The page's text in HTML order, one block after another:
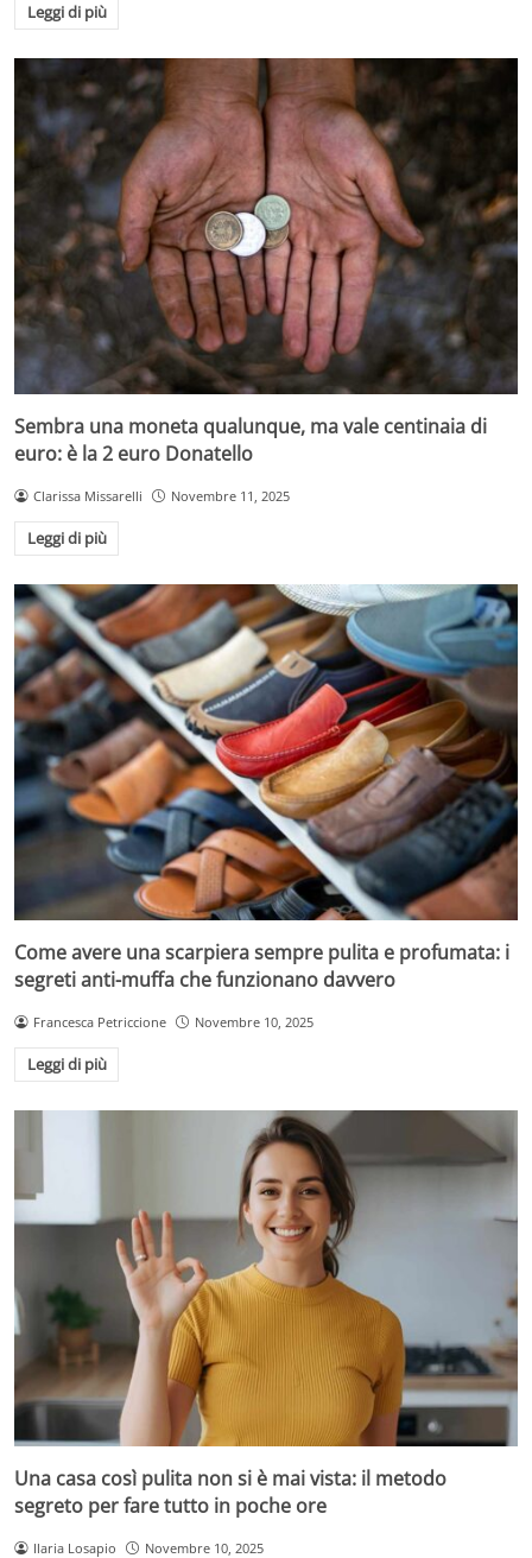
Leggi di più
Sembra una moneta qualunque, ma vale centinaia di
euro: è la 2 euro Donatello
Clarissa Missarelli Novembre 11, 2025
Leggi di più
Come avere una scarpiera sempre pulita e profumata: i
segreti anti-muffa che funzionano davvero
Francesca Petriccione Novembre 10, 2025
Leggi di più
Una casa così pulita non si è mai vista: il metodo
segreto per fare tutto in poche ore
Ilaria Losapio Novembre 10, 2025